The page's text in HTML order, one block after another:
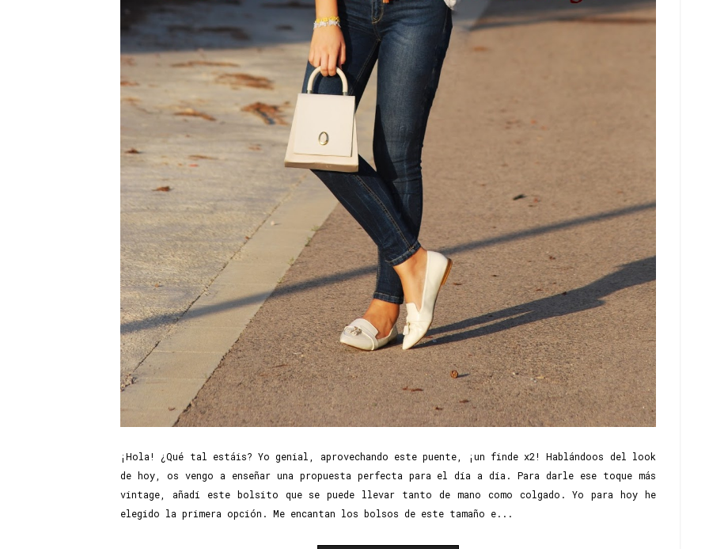
¡Hola! ¿Qué tal estáis? Yo genial, aprovechando este puente, ¡un finde x2! Hablándoos del look
de hoy, os vengo a enseñar una propuesta perfecta para el día a día. Para darle ese toque más
vintage, añadí este bolsito que se puede llevar tanto de mano como colgado. Yo para hoy he
elegido la primera opción. Me encantan los bolsos de este tamaño e...